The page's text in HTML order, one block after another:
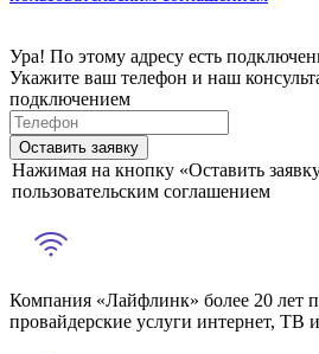
Ура! По этому адресу есть
Укажите ваш телефон и наш
подключением
Оставить заявку
Нажимая на кнопку «Оставить
пользовательским соглашением
Компания «Лайфлинк» более 20 лет
провайдерские услуги интернет, ТВ